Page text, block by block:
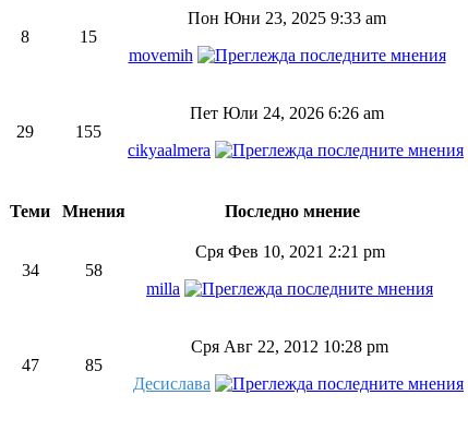
8
15
Пон Юни 23, 2025 9:33 am
movemih
29
155
Пет Юли 24, 2026 6:26 am
cikyaalmera
Теми Мнения
Последно мнение
34
58
Сря Фев 10, 2021 2:21 pm
milla
47
85
Сря Авг 22, 2012 10:28 pm
Десислава